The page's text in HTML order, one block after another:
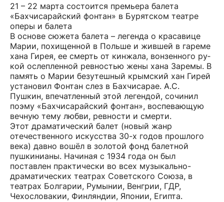
21 – 22 марта состоится премьера балета
«Бахчисарайский фонтан» в Бурятском театре
оперы и балета
В основе сюжета балета – легенда о красавице
Марии, похищенной в Польше и жившей в гареме
хана Гирея, ее смерть от кинжала, вонзенного ру­
кой ослепленной ревностью жены хана Заремы. В
память о Марии безутеш­ный крымский хан Гирей
установил Фонтан слез в Бахчисарае. А.С.
Пушкин, впечатленный этой легендой, сочинил
поэму «Бахчисарайский фонтан», воспевающую
вечную тему любви, ревности и смерти.
Этот драматический балет (новый жанр
отечественного искусства 30-х годов прошлого
века) давно вошёл в золотой фонд балетной
пушкинианы. Начиная с 1934 года он был
поставлен практически во всех музыкально-
драматических театрах Советского Союза, в
театрах Болгарии, Румынии, Венгрии, ГДР,
Чехословакии, Финляндии, Японии, Египта.